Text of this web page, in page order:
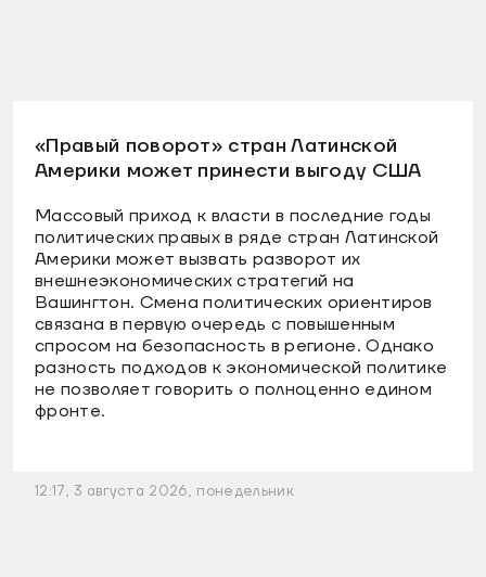
«Правый поворот» стран Латинской
Америки может принести выгоду США
Массовый приход к власти в последние годы
политических правых в ряде стран Латинской
Америки может вызвать разворот их
внешнеэкономических стратегий на
Вашингтон. Смена политических ориентиров
связана в первую очередь с повышенным
спросом на безопасность в регионе. Однако
разность подходов к экономической политике
не позволяет говорить о полноценно едином
фронте.
12:17, 3 августа 2026, понедельник